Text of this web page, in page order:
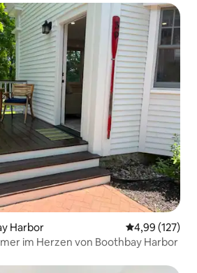
Harbor
4,99 (127)
im Herzen von Boothbay Harbor